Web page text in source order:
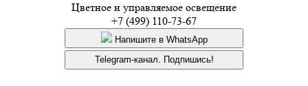
Цветное и управляемое освещение
+7 (499) 110-73-67
Напишите в WhatsApp
Telegram-канал. Подпишись!